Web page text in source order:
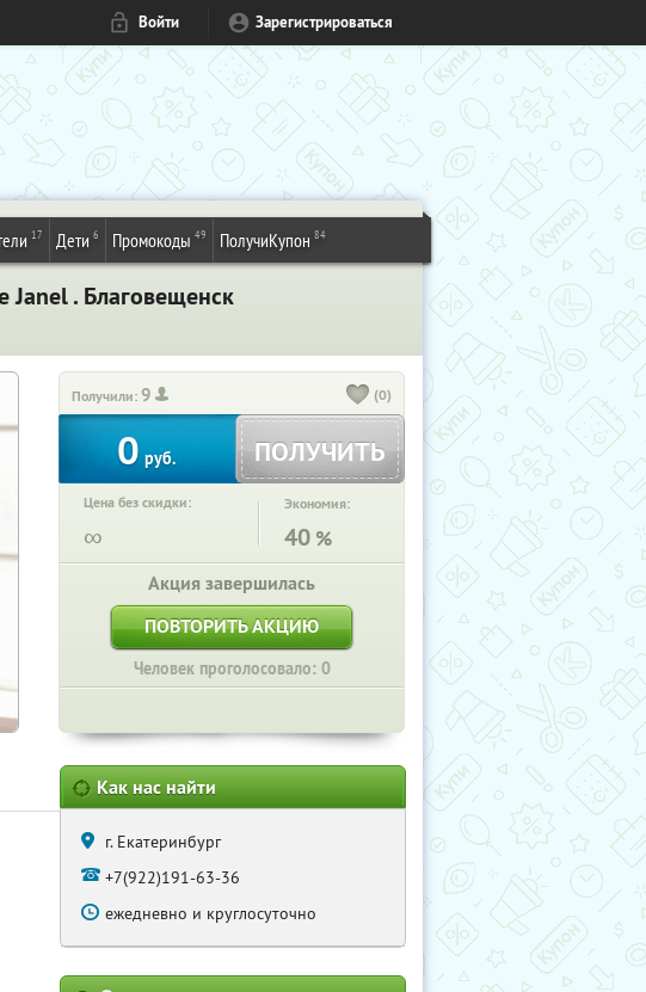
Войти Зарегистрироваться
17 Дети 6 Промокоды 49 ПолучиКупон 84
. Благовещенск
Получили:9 (0)
0 руб. ПОЛУЧИТЬ
Цена без скидки:
∞
Экономия:
40 %
Акция завершилась
ПОВТОРИТЬ АКЦИЮ
Человек проголосовало: 0
Как нас найти
г. Екатеринбург
+7(922)191-63-36
ежедневно и круглосуточно